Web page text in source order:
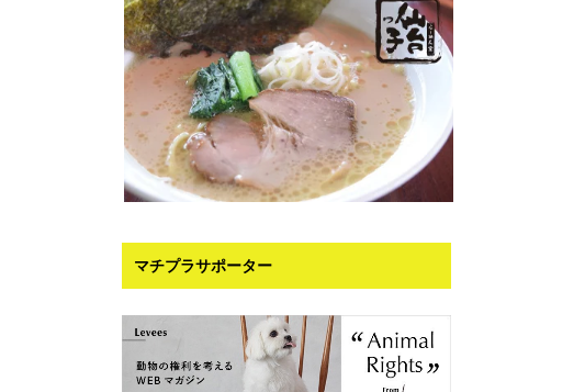
マチプラサポーター